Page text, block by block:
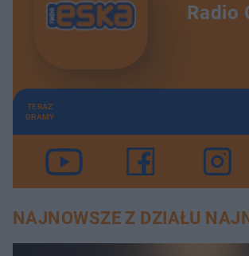
Radio
TERAZ
GRAMY
NAJNOWSZE Z DZIAŁU